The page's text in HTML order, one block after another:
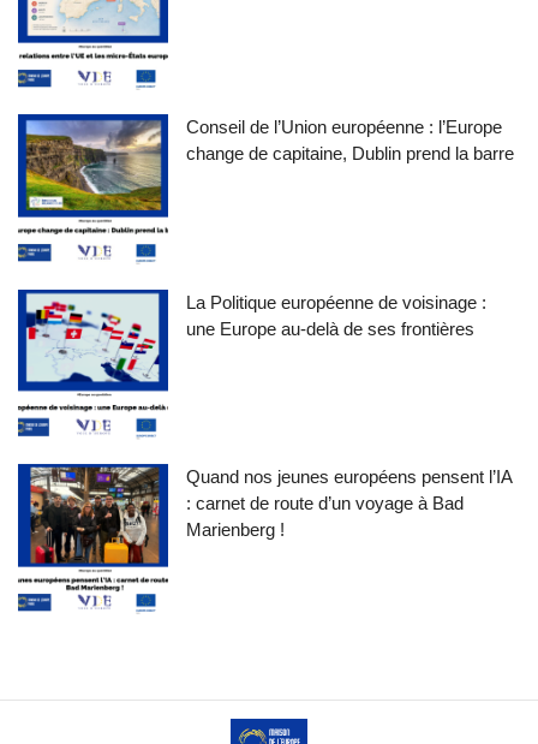
Conseil de l’Union européenne : l’Europe
change de capitaine, Dublin prend la barre
La Politique européenne de voisinage :
une Europe au-delà de ses frontières
Quand nos jeunes européens pensent l’IA
: carnet de route d’un voyage à Bad
Marienberg !